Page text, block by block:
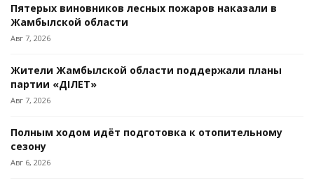
Пятерых виновников лесных пожаров наказали в
Жамбылской области
Авг 7, 2026
Жители Жамбылской области поддержали планы
партии «ӘДІЛЕТ»
Авг 7, 2026
Полным ходом идёт подготовка к отопительному
сезону
Авг 6, 2026